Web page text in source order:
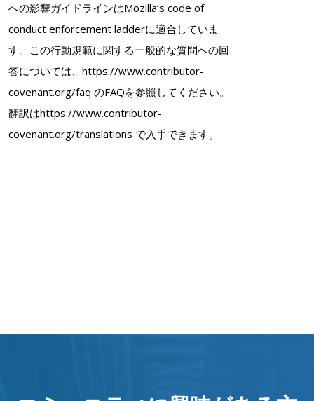
への影響ガイドラインはMozilla’s code of
conduct enforcement ladderに適合していま
す。この行動規範に関する一般的な質問への回
答については、https://www.contributor-
covenant.org/faq のFAQを参照してください。
翻訳はhttps://www.contributor-
covenant.org/translations で入手できます。